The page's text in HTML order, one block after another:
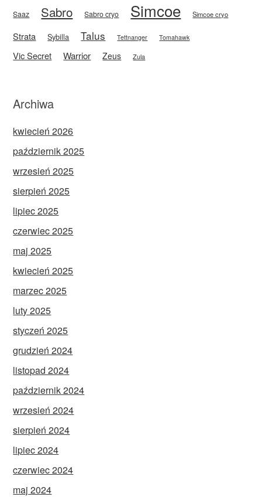
Saaz Sabro Sabro cryo Simcoe Simcoe cryo
Strata Sybilla Talus Tettnanger Tomahawk
Vic Secret Warrior Zeus Zula
Archiwa
kwiecień 2026
październik 2025
wrzesień 2025
sierpień 2025
lipiec 2025
czerwiec 2025
maj 2025
kwiecień 2025
marzec 2025
luty 2025
styczeń 2025
grudzień 2024
listopad 2024
październik 2024
wrzesień 2024
sierpień 2024
lipiec 2024
czerwiec 2024
maj 2024